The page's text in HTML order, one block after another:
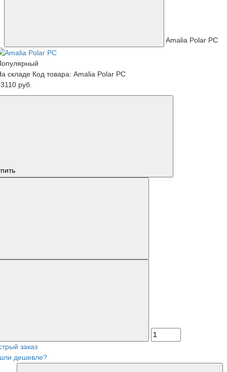
Amalia Polar PC
складе Код товара: Amalia Polar PC
руб.
заказ
дешевле?